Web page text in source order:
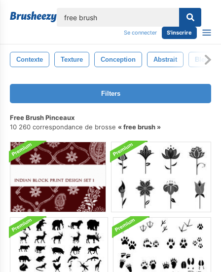
Se connecter S'inscrire
Contexte Texture Conception Abstrait Bleu
Filters
Free Brush Pinceaux
10 260 correspondance de brosse
free brush